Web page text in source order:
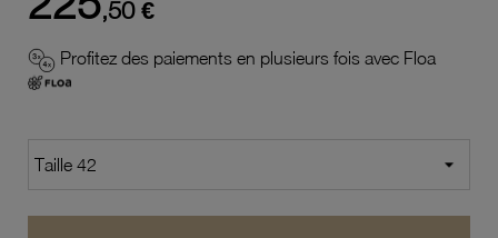
,50 €
Profitez des paiements en plusieurs fois avec Floa